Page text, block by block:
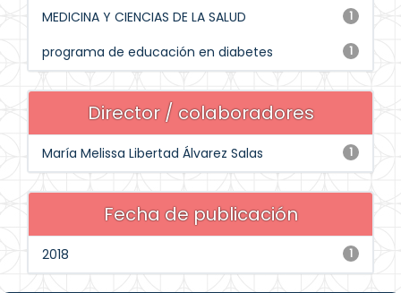
1
MEDICINA Y CIENCIAS DE LA SALUD
1
programa de educación en diabetes
Director / colaboradores
1
María Melissa Libertad Álvarez Salas
Fecha de publicación
1
2018